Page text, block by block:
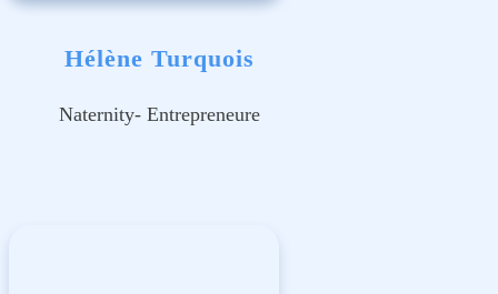
Hélène Turquois
Naternity- Entrepreneure